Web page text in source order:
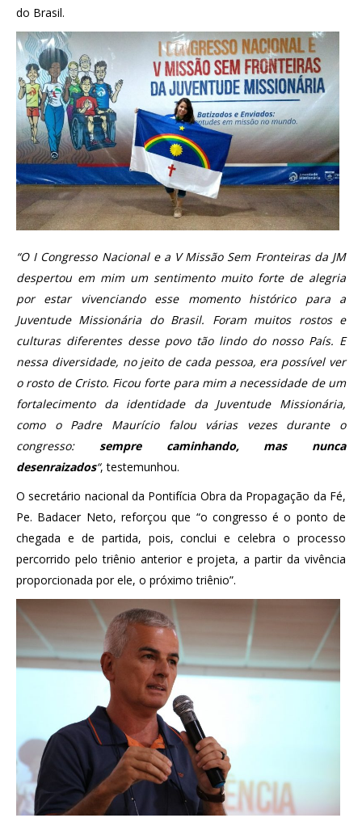
do Brasil.
“O I Congresso Nacional e a V Missão Sem Fronteiras da JM
despertou em mim um sentimento muito forte de alegria
por estar vivenciando esse momento histórico para a
Juventude Missionária do Brasil. Foram muitos rostos e
culturas diferentes desse povo tão lindo do nosso País. E
nessa diversidade, no jeito de cada pessoa, era possível ver
o rosto de Cristo. Ficou forte para mim a necessidade de um
fortalecimento da identidade da Juventude Missionária,
como o Padre Maurício falou várias vezes durante o
congresso: sempre caminhando, mas nunca
desenraizados“, testemunhou.
O secretário nacional da Pontifícia Obra da Propagação da Fé,
Pe. Badacer Neto, reforçou que “o congresso é o ponto de
chegada e de partida, pois, conclui e celebra o processo
percorrido pelo triênio anterior e projeta, a partir da vivência
proporcionada por ele, o próximo triênio”.